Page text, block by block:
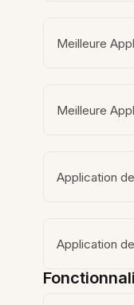
Meilleure
Meilleure
Application
Application